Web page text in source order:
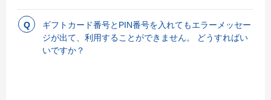
ギフトカード番号とPIN番号を入れてもエラーメッセー
ジが出て、利用することができません。 どうすればい
いですか？